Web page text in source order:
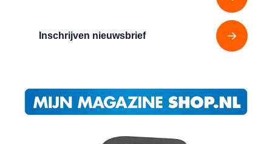
Inschrijven nieuwsbrief